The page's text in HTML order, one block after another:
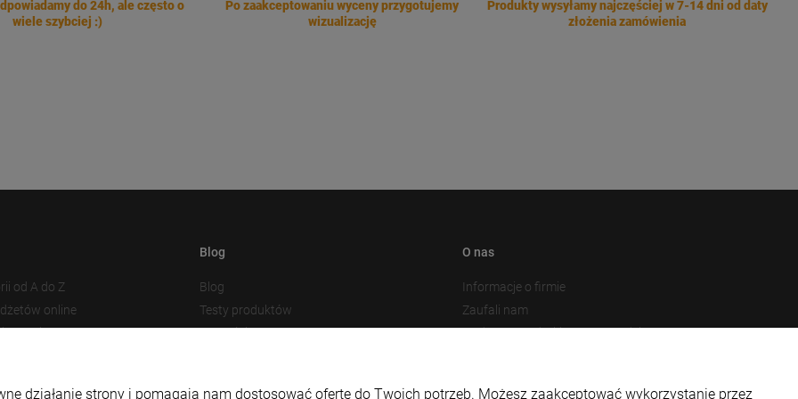
do 24h, ale często o
wiele szybciej :)
Po zaakceptowaniu wyceny przygotujemy
wizualizację
Produkty wysyłamy najczęściej w 7-14 dni od daty
złożenia zamówienia
od A do Z
online
Blog
Blog
Testy produktów
Nowości
O nas
Informacje o firmie
Zaufali nam
Gadżety z nadrukiem w 48 godzin
działanie strony i pomagają nam dostosować ofertę do Twoich potrzeb. Możesz zaakceptować wykorzystanie przez